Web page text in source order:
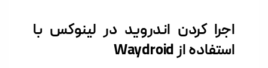
اجرا کردن اندروید در لینوکس با
استفاده از Waydroid